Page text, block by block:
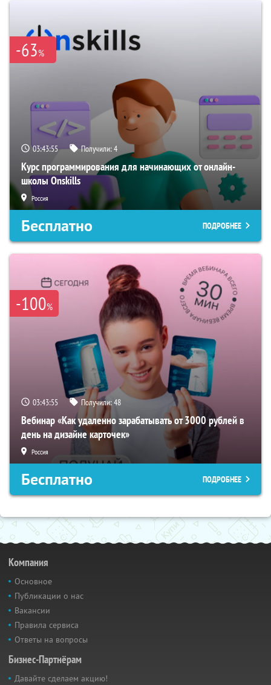
-63%
03:43:54 Получили:4
Курс программирования для начинающих от онлайн-
школы Onskills
Россия
Бесплатно ПОДРОБНЕЕ
-100%
03:43:54 Получили:48
Вебинар «Как удаленно зарабатывать от 3000 рублей в
день на дизайне карточек»
Россия
Бесплатно ПОДРОБНЕЕ
Компания
Основное
Публикации о нас
Вакансии
Правила сервиса
Ответы на вопросы
Бизнес-Партнёрам
Давайте сделаем акцию!